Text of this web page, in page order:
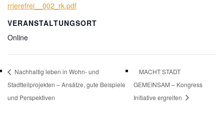
rrierefrei__002_rk.pdf
VERANSTALTUNGSORT
Online
Nachhaltig leben in Wohn- und
Stadtteilprojekten – Ansätze, gute Beispiele
und Perspektiven
MACHT STADT
GEMEINSAM – Kongress
Initiative ergreifen